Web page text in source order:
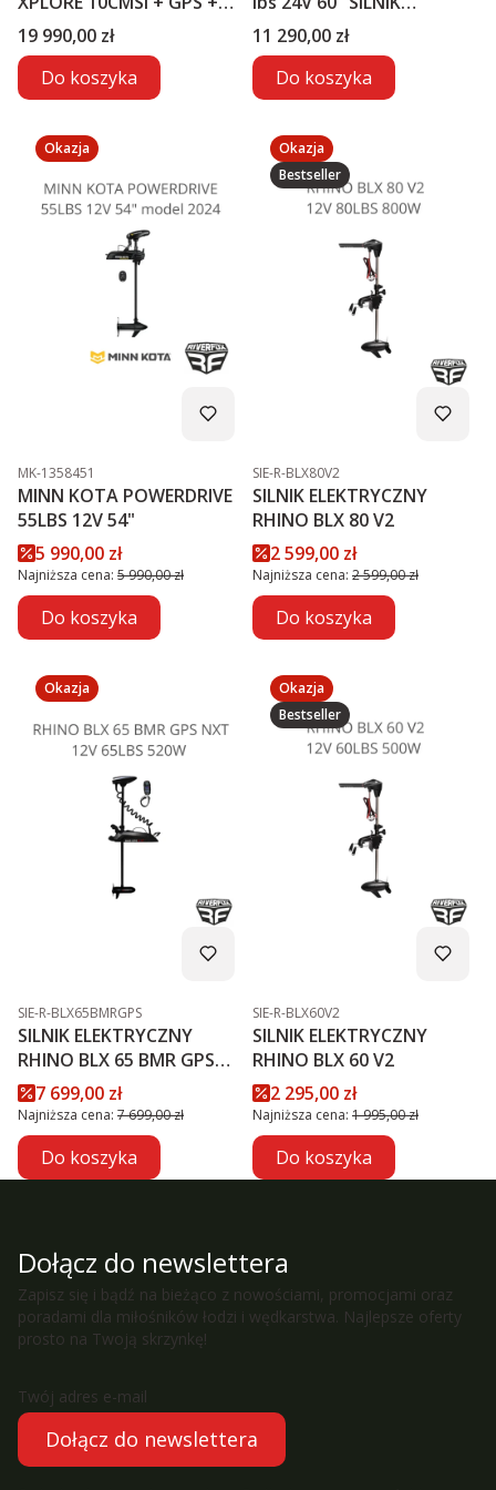
MEGA LIVE2
Cena
19 990,00 zł
Do koszyka
ELEKTRYCZNY
Cena
11 290,00 zł
Do koszyka
Okazja
Kod produktu
MK-1358451
MINN KOTA POWERDRIVE
55LBS 12V 54"
Cena promocyjna
5 990,00 zł
Najniższa cena: 5 990,00 zł
Do koszyka
Okazja
Bestseller
Kod produktu
SIE-R-BLX80V2
SILNIK ELEKTRYCZNY
RHINO BLX 80 V2
Cena promocyjna
2 599,00 zł
Najniższa cena: 2 599,00 zł
Do koszyka
Okazja
Kod produktu
SIE-R-BLX65BMRGPS
SILNIK ELEKTRYCZNY
RHINO BLX 65 BMR GPS
NXTCena promocyjna
7 699,00 zł
Najniższa cena: 7 699,00 zł
Do koszyka
Okazja
Bestseller
Kod produktu
SIE-R-BLX60V2
SILNIK ELEKTRYCZNY
RHINO BLX 60 V2
Cena promocyjna
2 295,00 zł
Najniższa cena: 1 995,00 zł
Do koszyka
Dołącz do newslettera
Zapisz się i bądź na bieżąco z nowościami, promocjami oraz
poradami dla miłośników łodzi i wędkarstwa. Najlepsze oferty
prosto na Twoją skrzynkę!
Twój adres e-mail
Dołącz do newslettera